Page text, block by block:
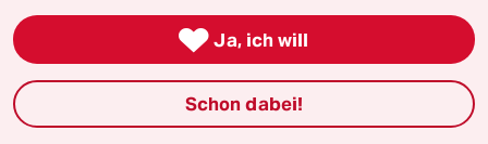
Fragen & Hilfe
Feedback
 Ja, ich will
Schon dabei!